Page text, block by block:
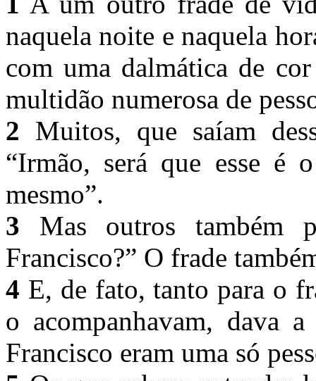
naquela noite e naquela
com uma dalmática de
multidão numerosa de
2 Muitos, que saíam
“Irmão, será que esse é
mesmo”.
3 Mas outros também
Francisco?” O frade
4 E, de fato, tanto para o
o acompanhavam, dava
Francisco eram uma só